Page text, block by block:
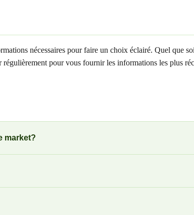
nécessaires pour faire un choix éclairé. Quel que
pour vous fournir les informations les plus
market?